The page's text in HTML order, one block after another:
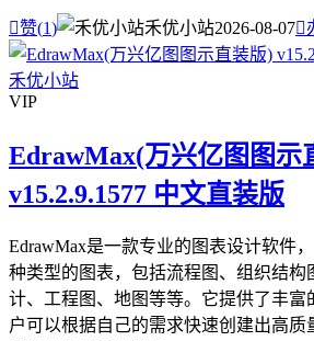
赞(1) 禾优小站2026-08-07
VIP
EdrawMax(万兴亿图图示
v15.2.9.1577 中文直装版
EdrawMax是一款专业的图表设计软件
种类型的图表，包括流程图、组织结构
计、工程图、地图等等。它提供了丰富
户可以根据自己的需求快速创建出高质